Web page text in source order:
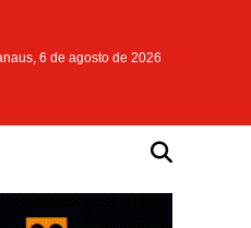
6 de agosto de 2026